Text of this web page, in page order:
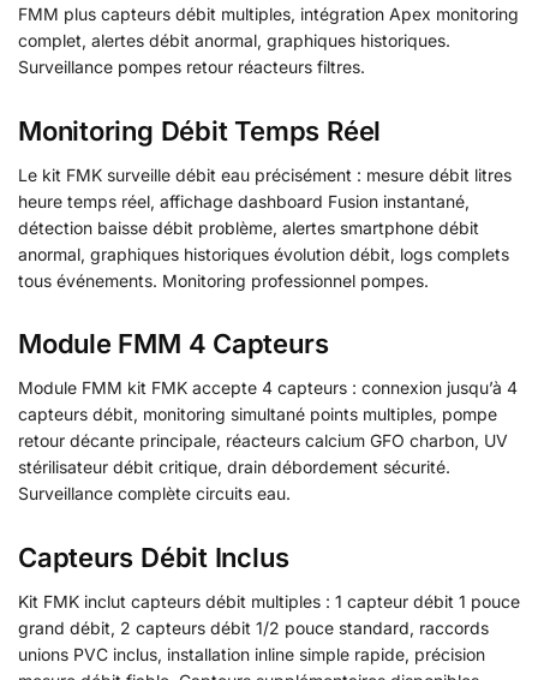
FMM plus capteurs débit multiples, intégration Apex monitoring
complet, alertes débit anormal, graphiques historiques.
Surveillance pompes retour réacteurs filtres.
Monitoring Débit Temps Réel
Le kit FMK surveille débit eau précisément : mesure débit litres
heure temps réel, affichage dashboard Fusion instantané,
détection baisse débit problème, alertes smartphone débit
anormal, graphiques historiques évolution débit, logs complets
tous événements. Monitoring professionnel pompes.
Module FMM 4 Capteurs
Module FMM kit FMK accepte 4 capteurs : connexion jusqu’à 4
capteurs débit, monitoring simultané points multiples, pompe
retour décante principale, réacteurs calcium GFO charbon, UV
stérilisateur débit critique, drain débordement sécurité.
Surveillance complète circuits eau.
Capteurs Débit Inclus
Kit FMK inclut capteurs débit multiples : 1 capteur débit 1 pouce
grand débit, 2 capteurs débit 1/2 pouce standard, raccords
unions PVC inclus, installation inline simple rapide, précision